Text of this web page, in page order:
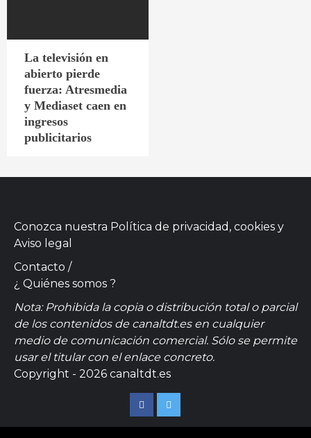
La televisión en
abierto pierde
fuerza: Atresmedia
y Mediaset caen en
ingresos
publicitarios
Conozca nuestra Política de privacidad, cookies y
Aviso legal
Contacto /
¿ Quiénes somos ?
Nota: Prohibida la copia o distribución total o parcial
de los contenidos de canaltdt.es en cualquier
medio de comunicación comercial. Sólo se permite
usar el titular con el enlace concreto.
Copyright - 2026 canaltdt.es
FacebookTwitter